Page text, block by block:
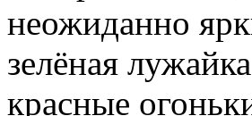
неожиданно
зелёная
красные